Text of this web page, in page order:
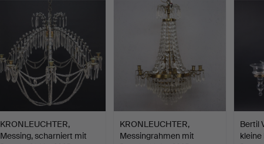
KRONLEUCHTER,
Messing, scharniert mit
KRONLEUCHTER,
Messingrahmen mit
Bertil
kleine